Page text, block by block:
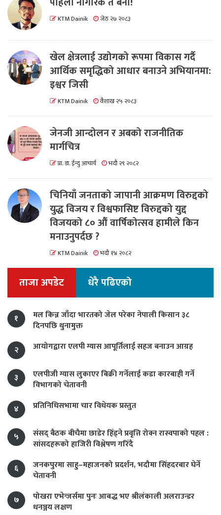
KTM Dainik जेठ २७ २०८३
खेल क्षेत्रलाई उद्योगको रूपमा विकास गर्दै
आर्थिक समृद्धिको आधार बनाउने अभियानमा:
इश्वर जिसी
KTM Dainik वैशाख २५ २०८३
जेनजी आन्दोलन र अबको राजनीतिक
मार्गचित्र
प्रा. डा. ईन्दु आचार्य भदौ २९ २०८२
चिनियाँ जनताको जापानी आक्रमण विरुद्दको
युद्ध विजय र विश्वफासिष्ट विरुद्दको युद्द
विजयको ८० औं वार्षिकोत्सव हामीले किन
मनाउनुपर्दछ ?
KTM Dainik भदौ १४ २०८२
ताजा अपडेट धेरै पढिएको
१
मल किन्न जाँदा भारतको जेल परेका नेपाली किसान ३८
दिनपछि थुनामुक्त
२
आयोगद्वारा एलपी ग्यास आपूर्तिलाई सहज बनाउन आग्रह
३
एलपीजी ग्यास लुकाएर बिक्री गर्नेलाई कडा कारबाही गर्ने
विभागको चेतावनी
४
प्रतिनिधिसभामा चार विधेयक प्रस्तुत
५
संसद् बैठक बीचैमा छाडेर हिँड्ने प्रवृत्ति रोक्न रास्वपाको पहल :
सांसदहरूको हाजिरी विश्लेषण गरिँदै
६
जनकपुरमा साहु–महाजनको प्रदर्शन, भदौमा सिंहदरबार घेर्ने
चेतावनी
७
पोखरा एभेन्जर्समा पुनः आबद्ध भए श्रीलंकाली अलराउन्डर
धनञ्जय लक्षण